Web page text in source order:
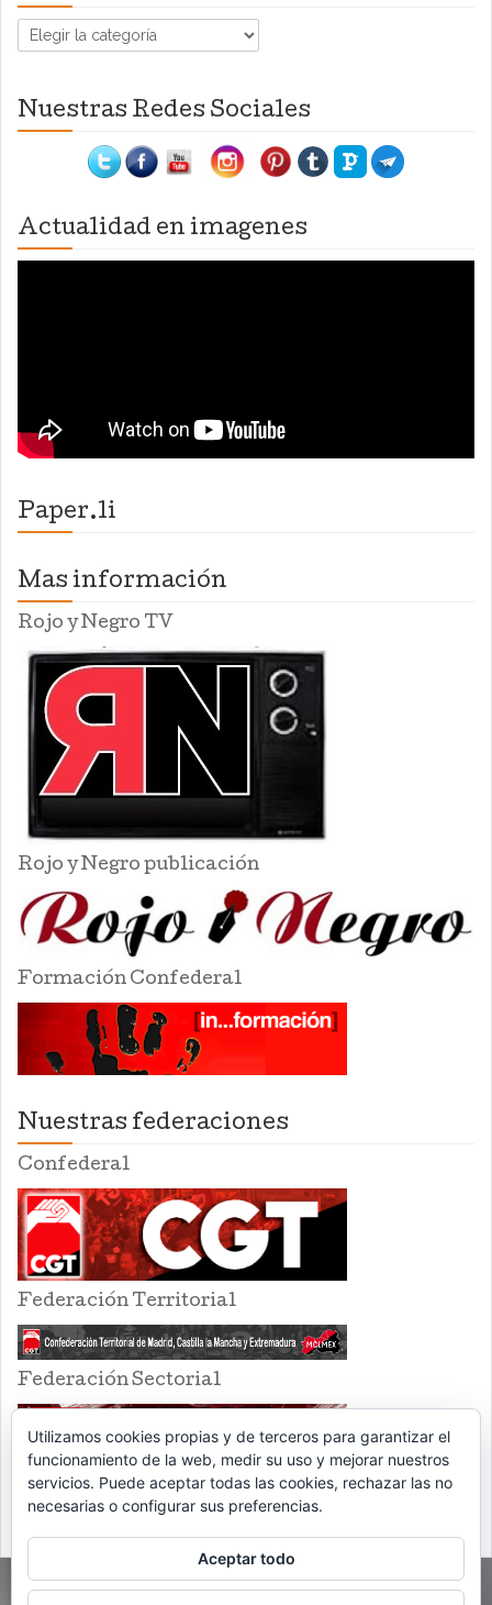
Categorías
Nuestras Redes Sociales
Actualidad en imagenes
Paper.li
Mas información
Rojo y Negro TV
Rojo y Negro publicación
Formación Confederal
Nuestras federaciones
Confederal
Federación Territorial
Federación Sectorial
Utilizamos cookies propias y de terceros para garantizar el
funcionamiento de la web, medir su uso y mejorar nuestros
servicios. Puede aceptar todas las cookies, rechazar las no
necesarias o configurar sus preferencias.
Aceptar todo